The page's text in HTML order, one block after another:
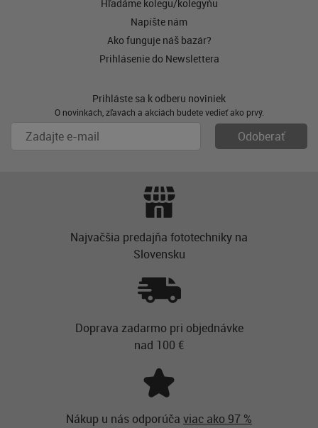
Hľadáme kolegu/kolegyňu
Napíšte nám
Ako funguje náš bazár?
Prihlásenie do Newslettera
Prihláste sa k odberu noviniek
O novinkách, zľavách a akciách budete vedieť ako prvý.
Najvačšia predajňa fototechniky na
Slovensku
Doprava zadarmo pri objednávke
nad 100 €
Nákup u nás odporúča viac ako 97 %